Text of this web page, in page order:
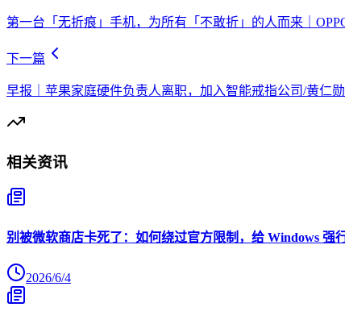
第一台「无折痕」手机，为所有「不敢折」的人而来｜
下一篇
早报｜苹果家庭硬件负责人离职，加入智能戒指公司/黄仁
相关资讯
别被微软商店卡死了：如何绕过官方限制，给 Windows 强
2026/6/4